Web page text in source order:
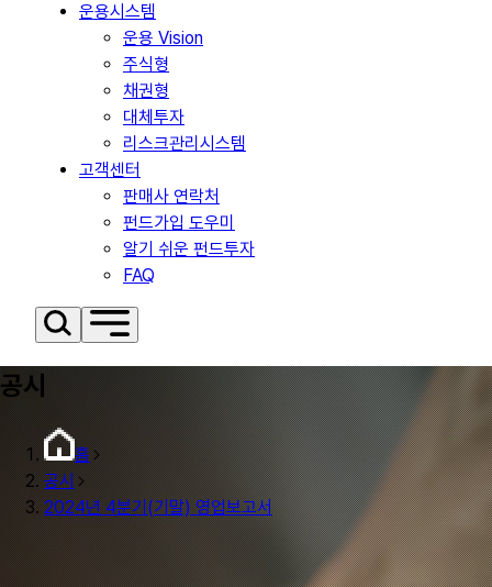
운용시스템
운용 Vision
주식형
채권형
대체투자
리스크관리시스템
고객센터
판매사 연락처
펀드가입 도우미
알기 쉬운 펀드투자
FAQ
공시
홈
공시
2024년 4분기(기말) 영업보고서